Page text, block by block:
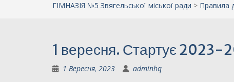
ГІМНАЗІЯ №5 Звягельської міської ради > Правила
1 вересня. Стартує 2023-
1 Вересня, 2023 adminhq